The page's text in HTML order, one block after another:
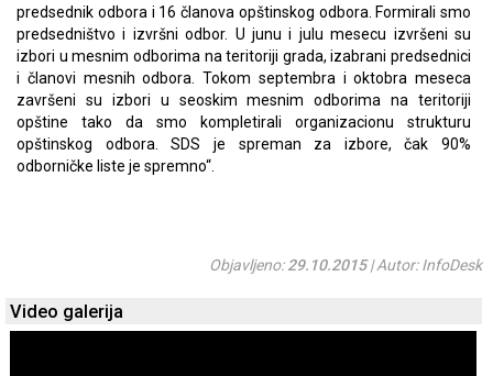
predsednik odbora i 16 članova opštinskog odbora. Formirali smo
predsedništvo i izvršni odbor. U junu i julu mesecu izvršeni su
izbori u mesnim odborima na teritoriji grada, izabrani predsednici
i članovi mesnih odbora. Tokom septembra i oktobra meseca
završeni su izbori u seoskim mesnim odborima na teritoriji
opštine tako da smo kompletirali organizacionu strukturu
opštinskog odbora. SDS je spreman za izbore, čak 90%
odborničke liste je spremno“.
Objavljeno:29.10.2015| Autor: InfoDesk
Video galerija